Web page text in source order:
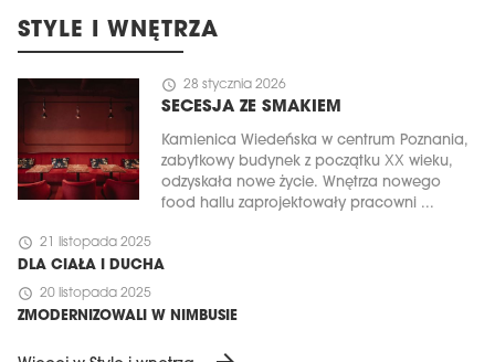
STYLE I WNĘTRZA
schedule 28 stycznia 2026
SECESJA ZE SMAKIEM
Kamienica Wiedeńska w centrum Poznania,
zabytkowy budynek z początku XX wieku,
odzyskała nowe życie. Wnętrza nowego
food hallu zaprojektowały pracowni ...
schedule 21 listopada 2025
DLA CIAŁA I DUCHA
schedule 20 listopada 2025
ZMODERNIZOWALI W NIMBUSIE